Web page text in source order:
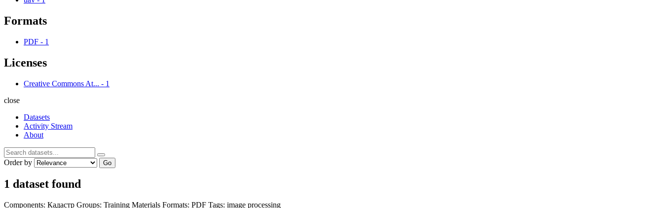
Formats
PDF - 1
Licenses
Creative Commons At... - 1
close
Datasets
Activity Stream
About
Order by Go
1 dataset found
Components: Кадастр Groups: Training Materials Formats: PDF Tags: image processing